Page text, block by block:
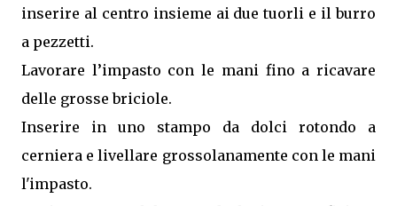
inserire al centro insieme ai due tuorli e il burro
a pezzetti.
Lavorare l’impasto con le mani fino a ricavare
delle grosse briciole.
Inserire in uno stampo da dolci rotondo a
cerniera e livellare grossolanamente con le mani
l'impasto.